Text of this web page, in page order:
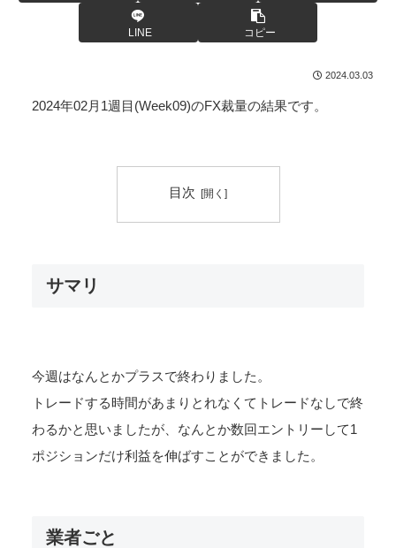
LINE コピー
2024.03.03
2024年02月1週目(Week09)のFX裁量の結果です。
目次
サマリ
今週はなんとかプラスで終わりました。
トレードする時間があまりとれなくてトレードなしで終
わるかと思いましたが、なんとか数回エントリーして1
ポジションだけ利益を伸ばすことができました。
業者ごと